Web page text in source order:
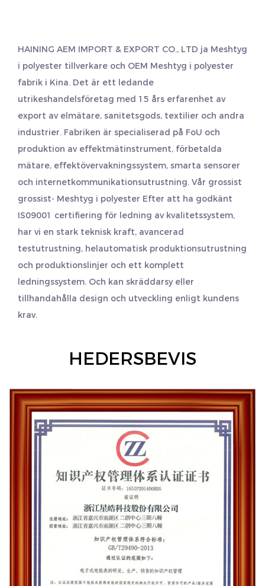
HAINING AEM IMPORT & EXPORT CO., LTD ja Meshtyg
i polyester tillverkare och OEM Meshtyg i polyester
fabrik i Kina. Det är ett ledande
utrikeshandelsföretag med 15 års erfarenhet av
export av elmätare, sanitetsgods, textilier och andra
industrier. Fabriken är specialiserad på FoU och
produktion av effektmätinstrument, förbetalda
mätare, effektövervakningssystem, smarta sensorer
och internetkommunikationsutrustning. Vår grossist
grossist- Meshtyg i polyester Efter att ha godkänt
IS09001 certifiering för ledning av kvalitetssystem,
har vi en stark teknisk kraft, avancerad
testutrustning, helautomatisk produktionsutrustning
och produktionslinjer och ett komplett
ledningssystem. Och kan skräddarsy eller
tillhandahålla design och utveckling enligt kundens
krav.
HEDERSBEVIS